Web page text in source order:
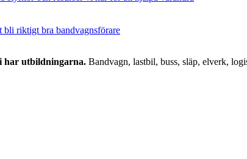
bli riktigt bra bandvagnsförare
har utbildningarna. Bandvagn, lastbil, buss, släp, elverk,